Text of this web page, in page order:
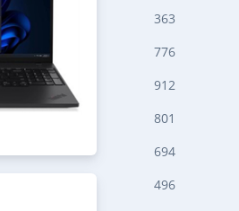
363
776
912
801
694
496